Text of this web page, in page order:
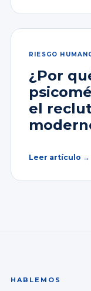
RIESGO
¿Por
el
Leer artículo →
HABLEMOS